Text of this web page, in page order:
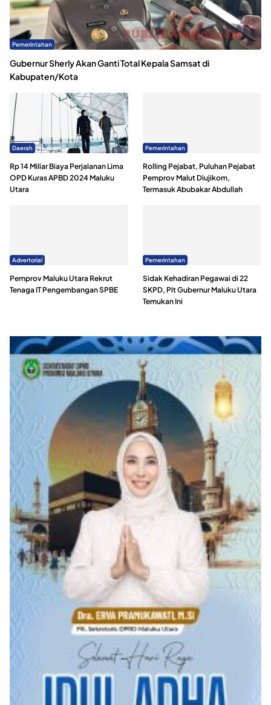
Pemerintahan
Gubernur Sherly Akan Ganti Total Kepala Samsat di
Kabupaten/Kota
Daerah
Rp 14 Miliar Biaya Perjalanan Lima
OPD Kuras APBD 2024 Maluku
Utara
Pemerintahan
Rolling Pejabat, Puluhan Pejabat
Pemprov Malut Diujikom,
Termasuk Abubakar Abdullah
Advertorial
Pemprov Maluku Utara Rekrut
Tenaga IT Pengembangan SPBE
Pemerintahan
Sidak Kehadiran Pegawai di 22
SKPD, Plt Gubernur Maluku Utara
Temukan Ini